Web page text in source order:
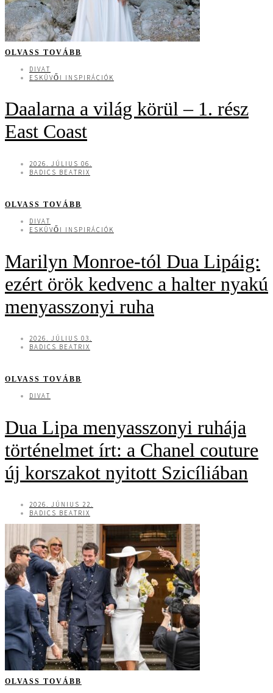
OLVASS TOVÁBB
DIVAT
ESKÜVŐI INSPIRÁCIÓK
Daalarna a világ körül – 1. rész
East Coast
2026. JÚLIUS 06.
BADICS BEATRIX
OLVASS TOVÁBB
DIVAT
ESKÜVŐI INSPIRÁCIÓK
Marilyn Monroe-tól Dua Lipáig:
ezért örök kedvenc a halter nyakú
menyasszonyi ruha
2026. JÚLIUS 03.
BADICS BEATRIX
OLVASS TOVÁBB
DIVAT
Dua Lipa menyasszonyi ruhája
történelmet írt: a Chanel couture
új korszakot nyitott Szicíliában
2026. JÚNIUS 22.
BADICS BEATRIX
OLVASS TOVÁBB